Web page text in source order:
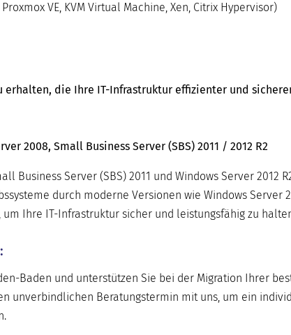
VE, KVM Virtual Machine, Xen, Citrix Hypervisor)
erhalten, die Ihre IT-Infrastruktur effizienter und
2008, Small Business Server (SBS) 2011 / 2012 R2
Business Server (SBS) 2011 und Windows Server 2012
durch moderne Versionen wie Windows Server
um Ihre IT-Infrastruktur sicher und leistungsfähig zu
Baden und unterstützen Sie bei der Migration Ihrer
unverbindlichen Beratungstermin mit uns, um ein